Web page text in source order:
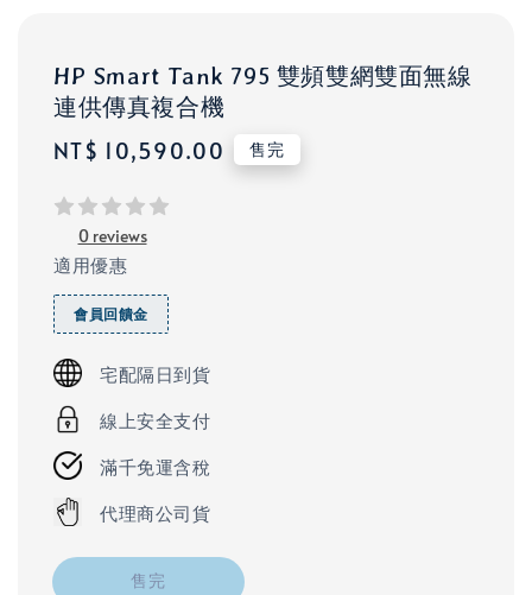
HP Smart Tank 795 雙頻雙網雙面無線
連供傳真複合機
Regular
NT$ 10,590.00 售完
0 reviews
適用優惠
會員回饋金
宅配隔日到貨
線上安全支付
滿千免運含稅
代理商公司貨
售完